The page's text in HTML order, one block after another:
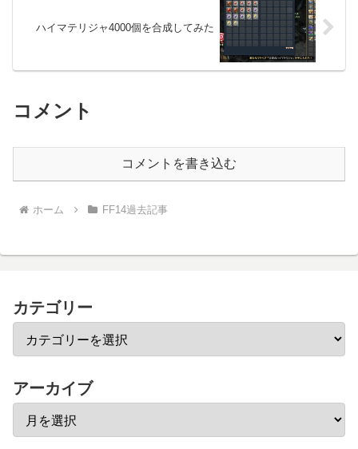
ハイマテリジャ4000個を合成してみた
コメント
コメントを書き込む
ホーム FF14過去記事
カテゴリー
アーカイブ